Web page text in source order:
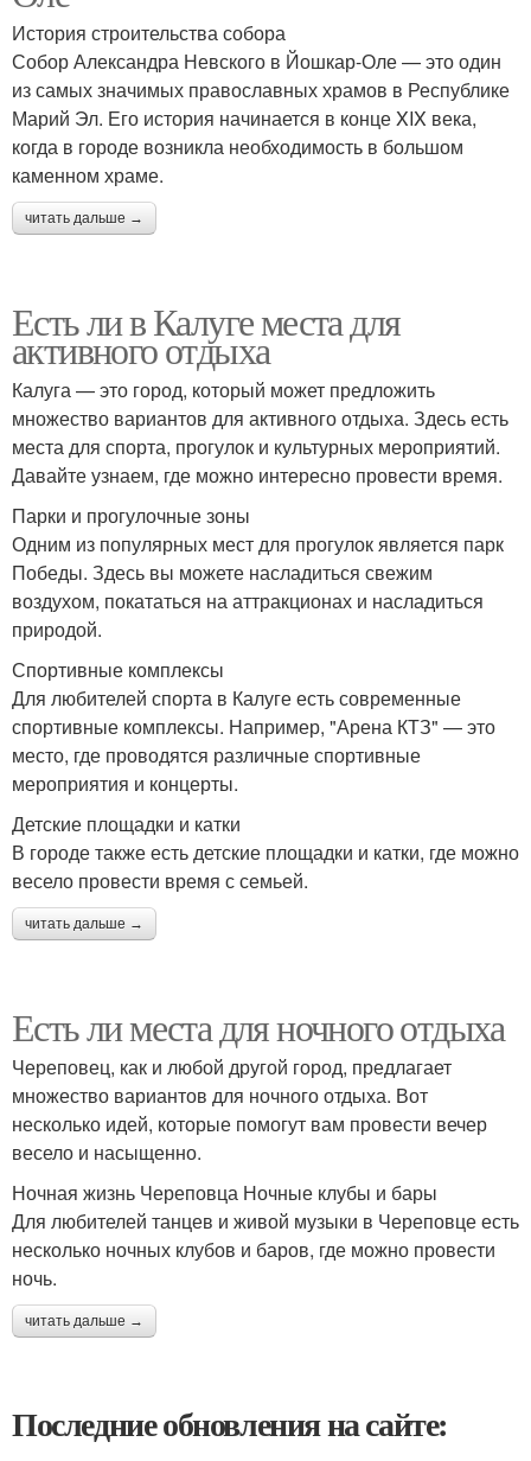
История строительства собора
Собор Александра Невского в Йошкар-Оле — это один
из самых значимых православных храмов в Республике
Марий Эл. Его история начинается в конце XIX века,
когда в городе возникла необходимость в большом
каменном храме.
читать дальше →
Есть ли в Калуге места для
активного отдыха
Калуга — это город, который может предложить
множество вариантов для активного отдыха. Здесь есть
места для спорта, прогулок и культурных мероприятий.
Давайте узнаем, где можно интересно провести время.
Парки и прогулочные зоны
Одним из популярных мест для прогулок является парк
Победы. Здесь вы можете насладиться свежим
воздухом, покататься на аттракционах и насладиться
природой.
Спортивные комплексы
Для любителей спорта в Калуге есть современные
спортивные комплексы. Например, "Арена КТЗ" — это
место, где проводятся различные спортивные
мероприятия и концерты.
Детские площадки и катки
В городе также есть детские площадки и катки, где можно
весело провести время с семьей.
читать дальше →
Есть ли места для ночного отдыха
Череповец, как и любой другой город, предлагает
множество вариантов для ночного отдыха. Вот
несколько идей, которые помогут вам провести вечер
весело и насыщенно.
Ночная жизнь Череповца Ночные клубы и бары
Для любителей танцев и живой музыки в Череповце есть
несколько ночных клубов и баров, где можно провести
ночь.
читать дальше →
Последние обновления на сайте: